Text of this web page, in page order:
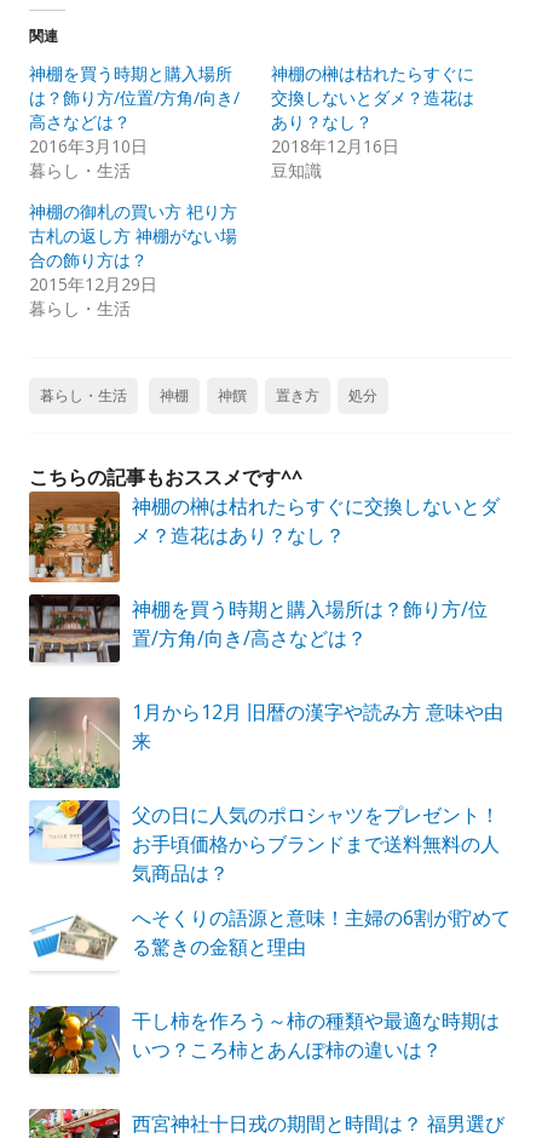
関連
神棚を買う時期と購入場所
は？飾り方/位置/方角/向き/
高さなどは？
2016年3月10日
暮らし・生活
神棚の榊は枯れたらすぐに
交換しないとダメ？造花は
あり？なし？
2018年12月16日
豆知識
神棚の御札の買い方 祀り方
古札の返し方 神棚がない場
合の飾り方は？
2015年12月29日
暮らし・生活
暮らし・生活 神棚 神饌 置き方 処分
こちらの記事もおススメです^^
神棚の榊は枯れたらすぐに交換しないとダ
メ？造花はあり？なし？
神棚を買う時期と購入場所は？飾り方/位
置/方角/向き/高さなどは？
1月から12月 旧暦の漢字や読み方 意味や由
来
父の日に人気のポロシャツをプレゼント！
お手頃価格からブランドまで送料無料の人
気商品は？
へそくりの語源と意味！主婦の6割が貯めて
る驚きの金額と理由
干し柿を作ろう～柿の種類や最適な時期は
いつ？ころ柿とあんぽ柿の違いは？
西宮神社十日戎の期間と時間は？ 福男選び